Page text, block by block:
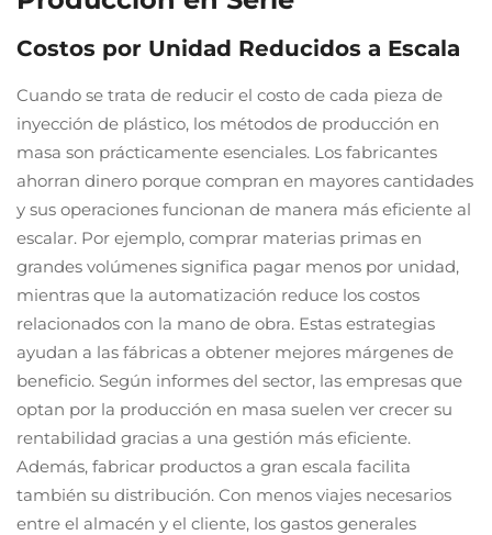
Costos por Unidad Reducidos a Escala
Cuando se trata de reducir el costo de cada pieza de
inyección de plástico, los métodos de producción en
masa son prácticamente esenciales. Los fabricantes
ahorran dinero porque compran en mayores cantidades
y sus operaciones funcionan de manera más eficiente al
escalar. Por ejemplo, comprar materias primas en
grandes volúmenes significa pagar menos por unidad,
mientras que la automatización reduce los costos
relacionados con la mano de obra. Estas estrategias
ayudan a las fábricas a obtener mejores márgenes de
beneficio. Según informes del sector, las empresas que
optan por la producción en masa suelen ver crecer su
rentabilidad gracias a una gestión más eficiente.
Además, fabricar productos a gran escala facilita
también su distribución. Con menos viajes necesarios
entre el almacén y el cliente, los gastos generales